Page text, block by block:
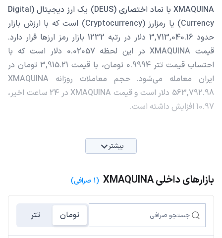
XMAQUINA با نماد اختصاری (DEUS) یک ارز دیجیتال (Digital
Currency) یا رمزارز (Cryptocurrency) است که با ارزش بازار
حدود 3,713,040.16 دلار در رتبه 1232 بازار رمز ارزها قرار دارد.
قیمت XMAQUINA در این لحظه 0.02057 دلار است که با
احتساب قیمت تتر 0.9994 تومان، با قیمت 3,915.21 تومان در
ایران معامله می‌شود. حجم معاملات روزانه XMAQUINA
563,792.98 دلار است و قیمت XMAQUINA در 24 ساعت اخیر،
10.97 افزایش داشته است.
بیشتر
بازارهای داخلی XMAQUINA (1 صرافی)
تومان تتر